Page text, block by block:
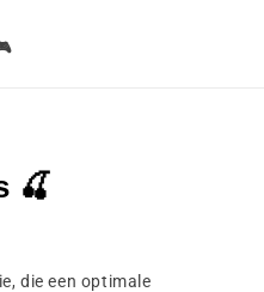
🍒
die een optimale